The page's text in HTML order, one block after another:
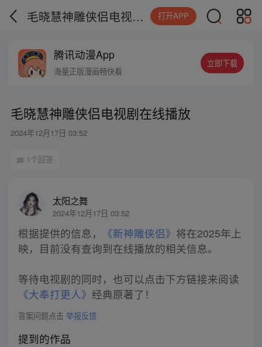
毛晓慧神雕侠侣电视剧在线播放 打开APP
腾讯动漫App
海量正版漫画畅快看
立即下载
毛晓慧神雕侠侣电视剧在线播放
2024年12月17日 03:52
1个回答
太阳之舞
2024年12月17日 03:52
根据提供的信息， 《新神雕侠侣》 将在2025年上
映，目前没有查询到在线播放的相关信息。
等待电视剧的同时，也可以点击下方链接来阅读
《大奉打更人》 经典原著了！
答案问题点击 举报反馈
提到的作品